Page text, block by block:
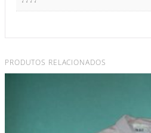
PRODUTOS RELACIONADOS